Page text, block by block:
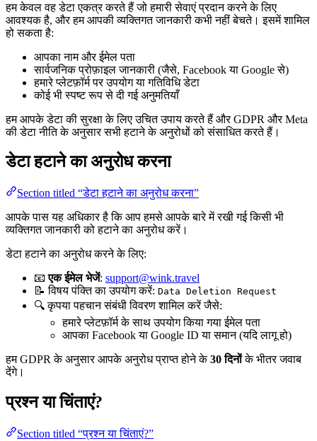
हम केवल वह डेटा एकत्र करते हैं जो हमारी सेवाएं प्रदान करने के लिए
आवश्यक है, और हम आपकी व्यक्तिगत जानकारी कभी नहीं बेचते। इसमें शामिल
हो सकता है:
आपका नाम और ईमेल पता
सार्वजनिक प्रोफ़ाइल जानकारी (जैसे, Facebook या Google से)
हमारे प्लेटफ़ॉर्म पर उपयोग या गतिविधि डेटा
कोई भी स्पष्ट रूप से दी गई अनुमतियाँ
हम आपके डेटा की सुरक्षा के लिए उचित उपाय करते हैं और GDPR और Meta
की डेटा नीति के अनुसार सभी हटाने के अनुरोधों को संसाधित करते हैं।
डेटा हटाने का अनुरोध करना
Section titled “डेटा हटाने का अनुरोध करना”
आपके पास यह अधिकार है कि आप हमसे आपके बारे में रखी गई किसी भी
व्यक्तिगत जानकारी को हटाने का अनुरोध करें।
डेटा हटाने का अनुरोध करने के लिए:
📧एक ईमेल भेजें: support@wink.travel
📝 विषय पंक्ति का उपयोग करें: Data Deletion Request
🔍 कृपया पहचान संबंधी विवरण शामिल करें जैसे:
हमारे प्लेटफ़ॉर्म के साथ उपयोग किया गया ईमेल पता
आपका Facebook या Google ID या समान (यदि लागू हो)
हम GDPR के अनुसार आपके अनुरोध प्राप्त होने के30 दिनोंके भीतर जवाब
देंगे।
प्रश्न या चिंताएं?
Section titled “प्रश्न या चिंताएं?”